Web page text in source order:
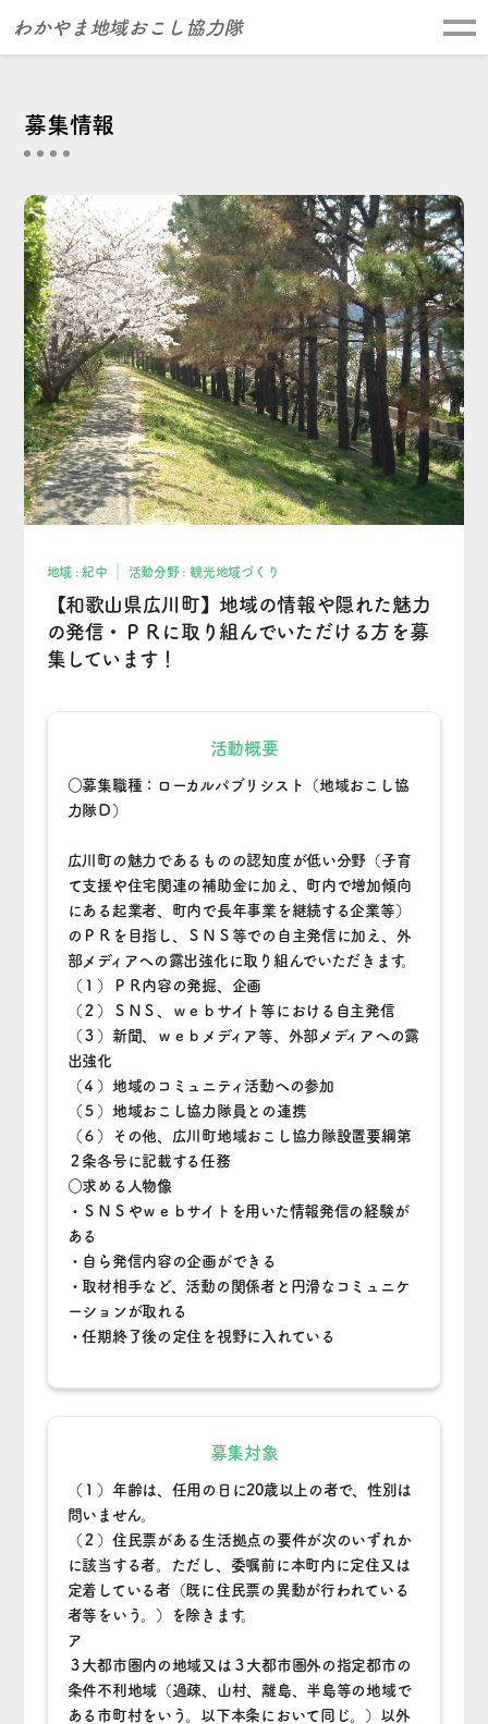
わかやま地域おこし協力隊
募集情報
地域 : 紀中 活動分野 : 観光地域づくり
【和歌山県広川町】地域の情報や隠れた魅力
の発信・ＰＲに取り組んでいただける方を募
集しています！
活動概要
○募集職種：ローカルパブリシスト（地域おこし協
力隊Ｄ）
広川町の魅力であるものの認知度が低い分野（子育
て支援や住宅関連の補助金に加え、町内で増加傾向
にある起業者、町内で長年事業を継続する企業等）
のＰＲを目指し、ＳＮＳ等での自主発信に加え、外
部メディアへの露出強化に取り組んでいただきます。
（１）ＰＲ内容の発掘、企画
（２）ＳＮＳ、ｗｅｂサイト等における自主発信
（３）新聞、ｗｅｂメディア等、外部メディアへの露
出強化
（４）地域のコミュニティ活動への参加
（５）地域おこし協力隊員との連携
（６）その他、広川町地域おこし協力隊設置要綱第
２条各号に記載する任務
○求める人物像
・ＳＮＳやｗｅｂサイトを用いた情報発信の経験が
ある
・自ら発信内容の企画ができる
・取材相手など、活動の関係者と円滑なコミュニケ
ーションが取れる
・任期終了後の定住を視野に入れている
募集対象
（１）年齢は、任用の日に20歳以上の者で、性別は
問いません。
（２）住民票がある生活拠点の要件が次のいずれか
に該当する者。ただし、委嘱前に本町内に定住又は
定着している者（既に住民票の異動が行われている
者等をいう。）を除きます。
ア
３大都市圏内の地域又は３大都市圏外の指定都市の
条件不利地域（過疎、山村、離島、半島等の地域で
ある市町村をいう。以下本条において同じ。）以外